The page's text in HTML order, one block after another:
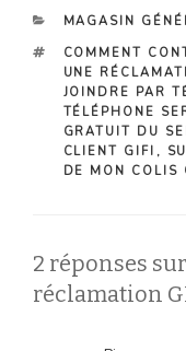
CATÉGORIES
MAGASIN
ÉTIQUETTES
COMMENT
UNE
JOINDRE PAR
TÉLÉPHONE
GRATUIT DU
CLIENT GIFI ,
DE MON COLIS
2 réponses
réclamation